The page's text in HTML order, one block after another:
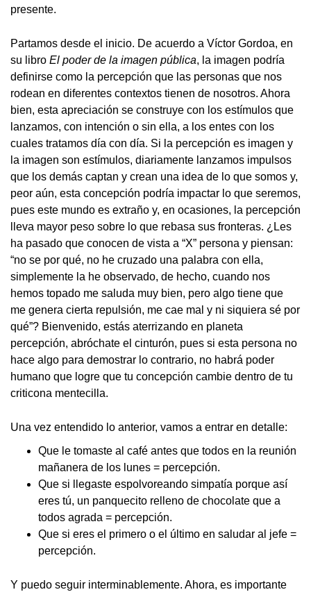
presente.
Partamos desde el inicio. De acuerdo a Víctor Gordoa, en
su libro El poder de la imagen pública, la imagen podría
definirse como la percepción que las personas que nos
rodean en diferentes contextos tienen de nosotros. Ahora
bien, esta apreciación se construye con los estímulos que
lanzamos, con intención o sin ella, a los entes con los
cuales tratamos día con día. Si la percepción es imagen y
la imagen son estímulos, diariamente lanzamos impulsos
que los demás captan y crean una idea de lo que somos y,
peor aún, esta concepción podría impactar lo que seremos,
pues este mundo es extraño y, en ocasiones, la percepción
lleva mayor peso sobre lo que rebasa sus fronteras. ¿Les
ha pasado que conocen de vista a “X” persona y piensan:
“no se por qué, no he cruzado una palabra con ella,
simplemente la he observado, de hecho, cuando nos
hemos topado me saluda muy bien, pero algo tiene que
me genera cierta repulsión, me cae mal y ni siquiera sé por
qué”? Bienvenido, estás aterrizando en planeta
percepción, abróchate el cinturón, pues si esta persona no
hace algo para demostrar lo contrario, no habrá poder
humano que logre que tu concepción cambie dentro de tu
criticona mentecilla.
Una vez entendido lo anterior, vamos a entrar en detalle:
Que le tomaste al café antes que todos en la reunión
mañanera de los lunes = percepción.
Que si llegaste espolvoreando simpatía porque así
eres tú, un panquecito relleno de chocolate que a
todos agrada = percepción.
Que si eres el primero o el último en saludar al jefe =
percepción.
Y puedo seguir interminablemente. Ahora, es importante